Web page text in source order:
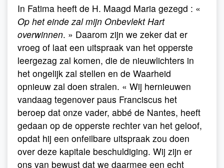
In Fatima heeft de H. Maagd Maria gezegd : «
Op het einde zal mijn Onbevlekt Hart
overwinnen. » Daarom zijn we zeker dat er
vroeg of laat een uitspraak van het opperste
leergezag zal komen, die de nieuwlichters in
het ongelijk zal stellen en de Waarheid
opnieuw zal doen stralen. « Wij hernieuwen
vandaag tegenover paus Franciscus het
beroep dat onze vader, abbé de Nantes, heeft
gedaan op de opperste rechter van het geloof,
opdat hij een onfeilbare uitspraak zou doen
over deze kapitale beschuldiging. Wij zijn er
ons van bewust dat we daarmee een echt